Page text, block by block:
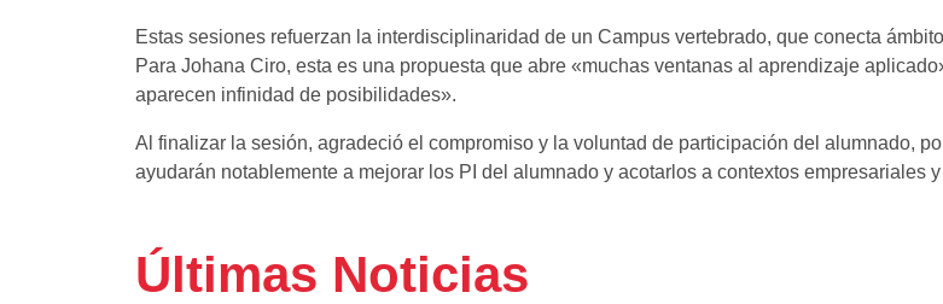
Estas sesiones refuerzan la interdisciplinaridad de un Campus vertebrado, que conecta
Para Johana Ciro, esta es una propuesta que abre «muchas ventanas al aprendizaje
aparecen infinidad de posibilidades».
Al finalizar la sesión, agradeció el compromiso y la voluntad de participación del alumnado,
ayudarán notablemente a mejorar los PI del alumnado y acotarlos a contextos empresariales
Últimas Noticias